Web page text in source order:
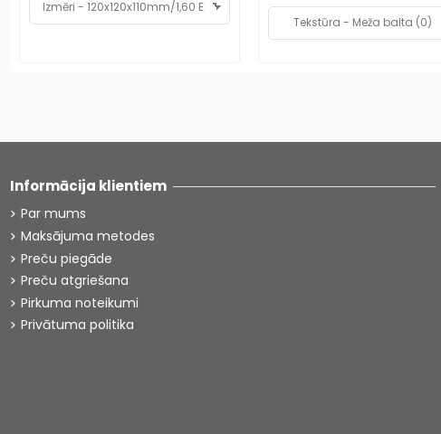
Informācija klientiem
Par mums
Maksājuma metodes
Preču piegāde
Preču atgriešana
Pirkuma noteikumi
Privātuma politika